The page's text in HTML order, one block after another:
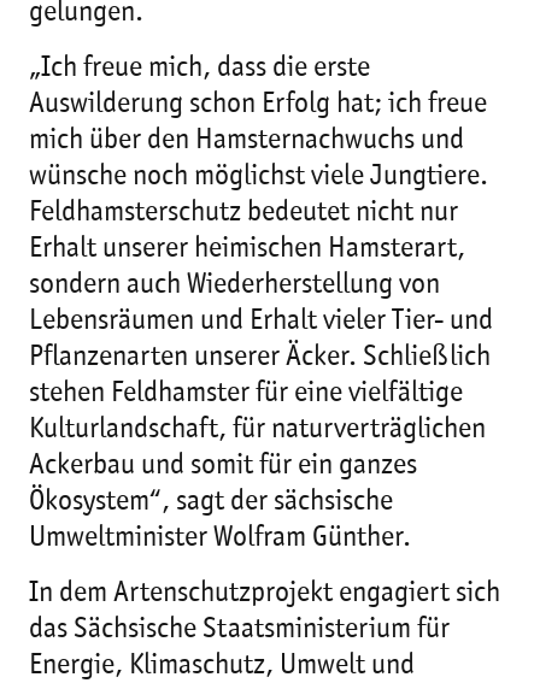
gelungen.
„Ich freue mich, dass die erste
Auswilderung schon Erfolg hat; ich freue
mich über den Hamsternachwuchs und
wünsche noch möglichst viele Jungtiere.
Feldhamsterschutz bedeutet nicht nur
Erhalt unserer heimischen Hamsterart,
sondern auch Wiederherstellung von
Lebensräumen und Erhalt vieler Tier- und
Pflanzenarten unserer Äcker. Schließlich
stehen Feldhamster für eine vielfältige
Kulturlandschaft, für naturverträglichen
Ackerbau und somit für ein ganzes
Ökosystem“, sagt der sächsische
Umweltminister Wolfram Günther.
In dem Artenschutzprojekt engagiert sich
das Sächsische Staatsministerium für
Energie, Klimaschutz, Umwelt und